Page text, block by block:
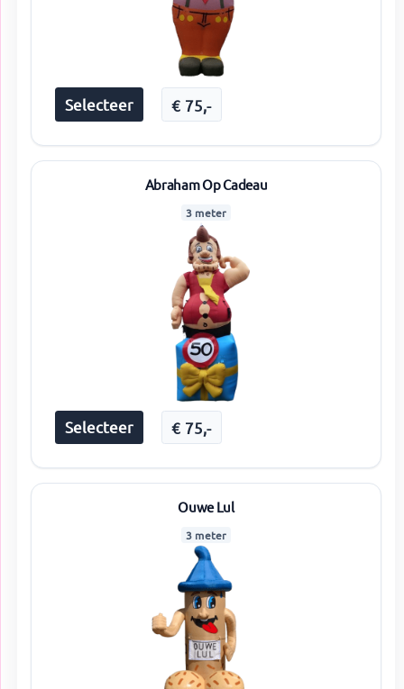
Selecteer € 75,-
Abraham Op Cadeau
3 meter
Selecteer € 75,-
Ouwe Lul
3 meter